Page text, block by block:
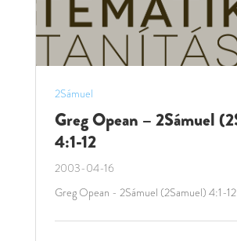
2Sámuel
Greg Opean – 2Sámuel
4:1-12
2003-04-16
Greg Opean - 2Sámuel (2Samuel) 4:1-